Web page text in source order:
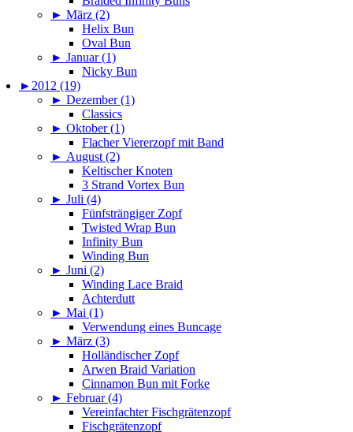
► März (2)
Helix Bun
Oval Bun
► Januar (1)
Nicky Bun
► 2012 (19)
► Dezember (1)
Classics
► Oktober (1)
Flacher Viererzopf mit Band
► August (2)
Keltischer Knoten
3 Strand Vortex Bun
► Juli (4)
Fünfsträngiger Zopf
Twisted Wrap Bun
Infinity Bun
Winding Bun
► Juni (2)
Winding Lace Braid
Achterdutt
► Mai (1)
Verwendung eines Buncage
► März (3)
Holländischer Zopf
Arwen Braid Variation
Cinnamon Bun mit Forke
► Februar (4)
Vereinfachter Fischgrätenzopf
Fischgrätenzopf